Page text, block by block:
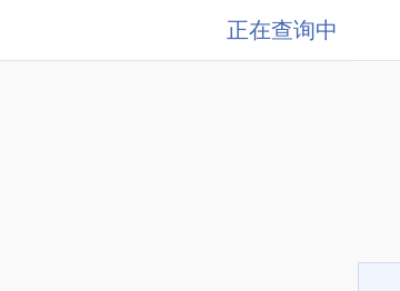
正在查询中